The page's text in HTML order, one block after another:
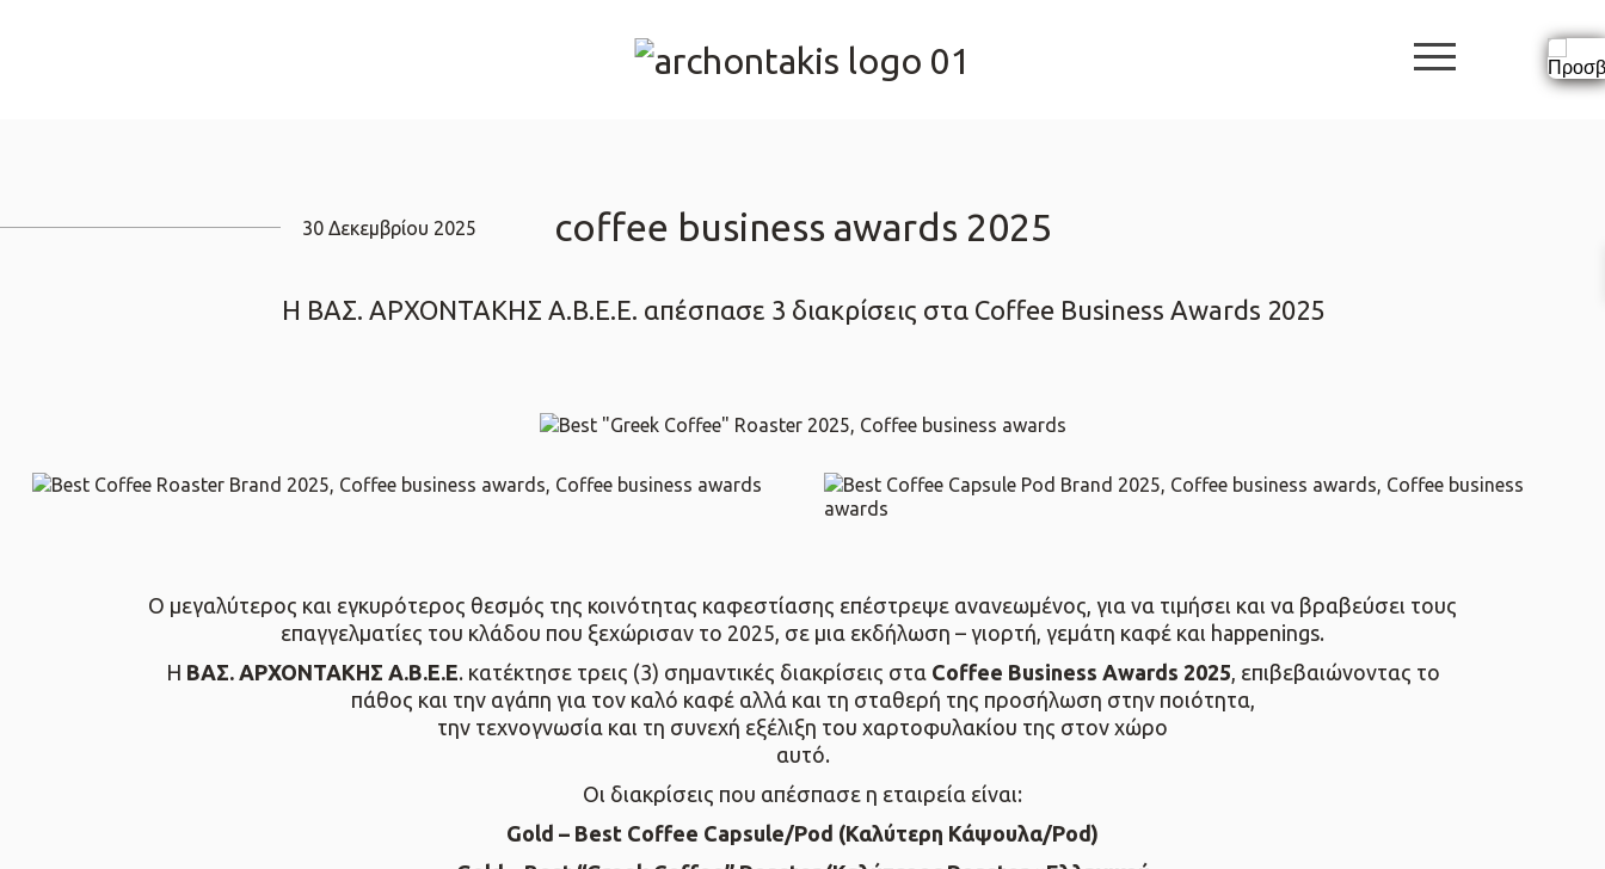
burger button
30 Δεκεμβρίου 2025 coffee business awards 2025
Η ΒΑΣ. ΑΡΧΟΝΤΑΚΗΣ Α.Β.Ε.Ε. απέσπασε 3 διακρίσεις στα Coffee Business Awards 2025
Ο μεγαλύτερος και εγκυρότερος θεσμός της κοινότητας καφεστίασης επέστρεψε ανανεωμένος, για να τιμήσει και να βραβεύσει τους
επαγγελματίες του κλάδου που ξεχώρισαν το 2025, σε μια εκδήλωση – γιορτή, γεμάτη καφέ και happenings.
Η ΒΑΣ. ΑΡΧΟΝΤΑΚΗΣ Α.Β.Ε.Ε. κατέκτησε τρεις (3) σημαντικές διακρίσεις στα Coffee Business Awards 2025, επιβεβαιώνοντας το
πάθος και την αγάπη για τον καλό καφέ αλλά και τη σταθερή της προσήλωση στην ποιότητα,
την τεχνογνωσία και τη συνεχή εξέλιξη του χαρτοφυλακίου της στον χώρο
αυτό.
Οι διακρίσεις που απέσπασε η εταιρεία είναι:
Gold – Best Coffee Capsule/Pod (Καλύτερη Κάψουλα/Pod)